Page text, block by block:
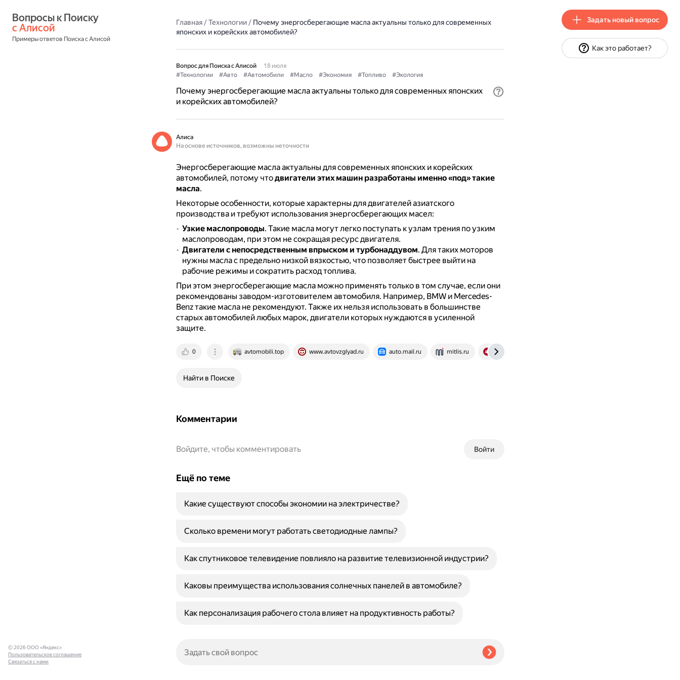
с Алисой
Примеры ответов Поиска с Алисой
Главная/Технологии/ Почему энергосберегающие масла актуальны только для современных
японских и корейских автомобилей?
Вопрос для Поиска с Алисой
18 июля
#Технологии
#Авто #Автомобили #Масло #Экономия #Топливо #Экология
Почему энергосберегающие масла актуальны только для современных японских
и корейских автомобилей?
Алиса
На основе источников, возможны неточности
Энергосберегающие масла актуальны для современных японских и корейских
автомобилей, потому чтодвигатели этих машин разработаны именно «под» такие
масла.
Некоторые особенности, которые характерны для двигателей азиатского
производства и требуют использования энергосберегающих масел:
Узкие маслопроводы. Такие масла могут легко поступать к узлам трения по узким
маслопроводам, при этом не сокращая ресурс двигателя.
Двигатели с непосредственным впрыском и турбонаддувом. Для таких моторов
нужны масла с предельно низкой вязкостью, что позволяет быстрее выйти на
рабочие режимы и сократить расход топлива.
При этом энергосберегающие масла можно применять только в том случае, если они
рекомендованы заводом-изготовителем автомобиля. Например, BMW и Mercedes-
Benz такие масла не рекомендуют. Также их нельзя использовать в большинстве
старых автомобилей любых марок, двигатели которых нуждаются в усиленной
защите.
0 avtomobili.top www.avtovzglyad.ru auto.mail.ru mitlis.ru dvizhok.su
Найти в Поиске
Комментарии
Войти
Войдите, чтобы комментировать
Ещё по теме
Какие существуют способы экономии на электричестве?
Сколько времени могут работать светодиодные лампы?
Как спутниковое телевидение повлияло на развитие телевизионной индустрии?
Каковы преимущества использования солнечных панелей в автомобиле?
Как персонализация рабочего стола влияет на продуктивность работы?
© 2026 ООО «Яндекс»
Пользовательское соглашение
Связаться с нами
Задать новый вопрос
Как это работает?